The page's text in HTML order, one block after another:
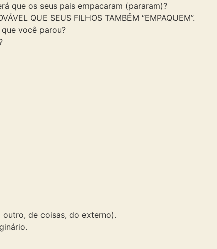
que os seus pais empacaram (pararam)?
QUE SEUS FILHOS TAMBÉM “EMPAQUEM”.
você parou?
de coisas, do externo).